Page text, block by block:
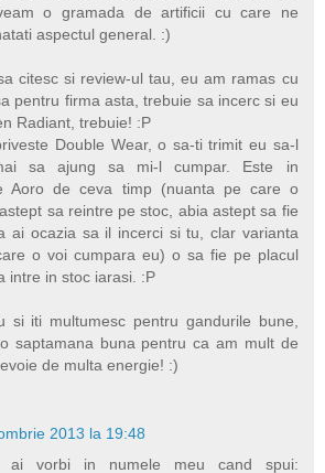
o gramada de artificii cu care ne
aspectul general. :)
citesc si review-ul tau, eu am ramas cu
pentru firma asta, trebuie sa incerc si eu
Radiant, trebuie! :P
Double Wear, o sa-ti trimit eu sa-l
sa ajung sa mi-l cumpar. Este in
Aoro de ceva timp (nuanta pe care o
sa reintre pe stoc, abia astept sa fie
ai ocazia sa il incerci si tu, clar varianta
o voi cumpara eu) o sa fie pe placul
intre in stoc iarasi. :P
si iti multumesc pentru gandurile bune,
saptamana buna pentru ca am mult de
de multa energie! :)
2013 la 19:48
ai vorbi in numele meu cand spui: